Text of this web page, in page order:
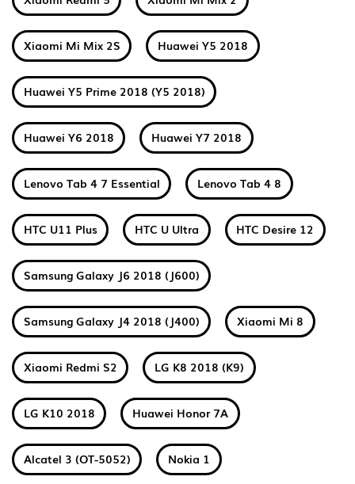
Xiaomi Mi Mix 2S Huawei Y5 2018
Huawei Y5 Prime 2018 (Y5 2018)
Huawei Y6 2018 Huawei Y7 2018
Lenovo Tab 4 7 Essential Lenovo Tab 4 8
HTC U11 Plus HTC U Ultra HTC Desire 12
Samsung Galaxy J6 2018 (J600)
Samsung Galaxy J4 2018 (J400) Xiaomi Mi 8
Xiaomi Redmi S2 LG K8 2018 (K9)
LG K10 2018 Huawei Honor 7A
Alcatel 3 (OT-5052) Nokia 1